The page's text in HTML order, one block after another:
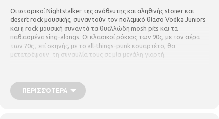
Οι ιστορικοί Nightstalker της ανόθευτης και αληθινής stoner και
desert rock μουσικής, συναντούν τον πολεμικό θίασο Vodka Juniors
και η rock μουσική συναντά τα θυελλώδη mosh pits και τα
παθιασμένα sing-alongs. Οι κλασικοί ρόκερς των 90ς, με τον αέρα
των 70ς , επί σκηνής, με το all-things-punk κουαρτέτο, θα
μετατρέψουν τη συναυλία τους σε μία μεγάλη γιορτή.
& VODKA JUNIORS live! VODKA JUNIORS & NIGHTSTALKER
ζωντανά! Όπως και να το πεις, θα γίνει χαμός!
Ιουνίου, 20.45 Δημοτικό Θέατρο Κήπου
ΠΕΡΙΣΣΌΤΕΡΑ